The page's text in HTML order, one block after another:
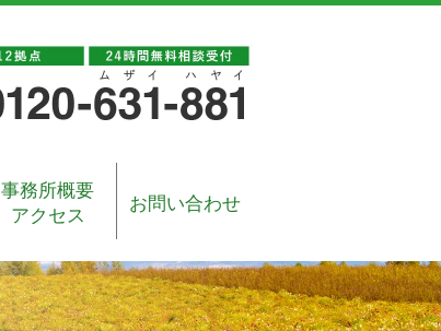
事務所概要
アクセス
お問い合わせ